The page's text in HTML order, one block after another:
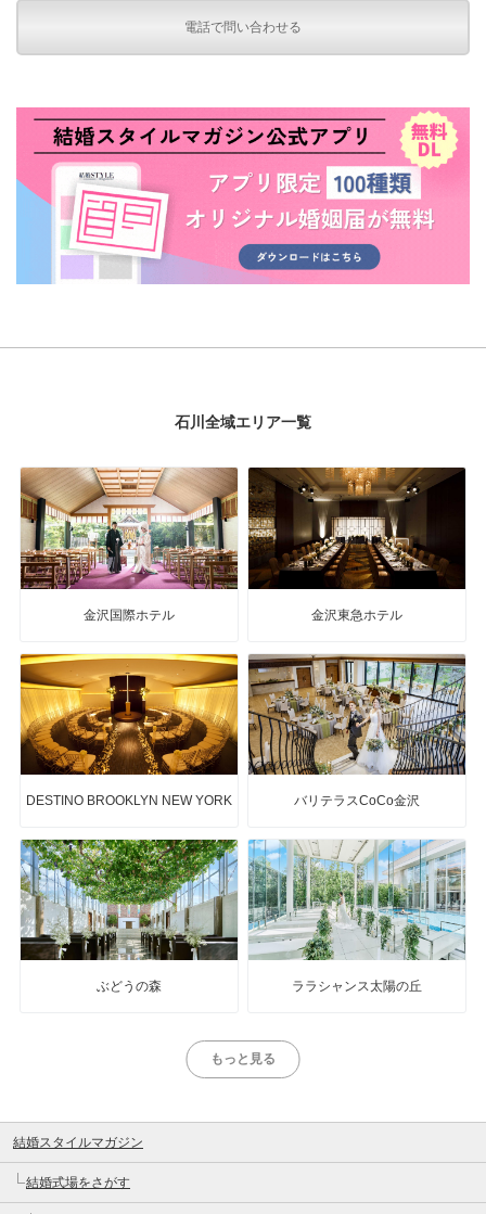
電話で問い合わせる
石川全域エリア一覧
金沢国際ホテル 金沢東急ホテル
DESTINO BROOKLYN NEW YORK バリテラスCoCo金沢
ぶどうの森 ララシャンス太陽の丘
もっと見る
結婚スタイルマガジン
結婚式場をさがす